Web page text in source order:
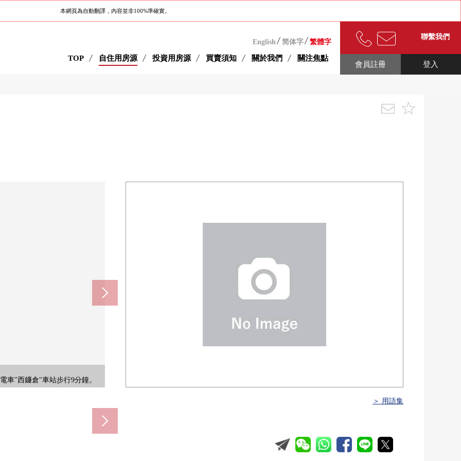
本網頁為自動翻譯，內容並非100%準確實。
English 简体字 繁體字
TOP 自住用房源 投資用房源 買賣須知 關於我們 關注焦點
聯繫我們
登入
會員註冊
車"西鐮倉"車站步行9分鐘。
(季節、依據天氣好壞)。
陽光從朝南西的窗灌的亮的空
。
簡單的裝修。可以享受喜歡的
用。互相見面的機會增加，是
於櫃台所以能順利進行用餐的
感覺清醒的收納能要烹調家電
。因為有窗可以勤快的換氣所
以使用。
盤子下邊有收納，對儲藏洗臉
。
因為窗被設立所以可以換氣。
滌劑能儲藏的存儲空間和獨立
獨立的高的房間。也慎重可以
節的花或者裝飾品，好像能給
房間。因為是朝南西所以光插
，充分收藏衣服、包。
面圍住的房間。能做自己喜好
包。有效地可以靈活使用住空
起居室，愛好的空間等的生活
間。
能讓空間全體有間接gario。
像洗的衣物好好乾。
風景所以被綠治療的生活實
富裕的綠是安慰的空間。
建築物難以將來建起來，居住
7.9m，東南一側約5.9m(一起，
生活實現。請隨便詢問。
把車順利拿進拿出。
行車以及嬰兒車好像能順利行
性的位置。同周邊環境相適
用卡以及電子貨幣支付。
的物品籌集支持每天的餐桌。
。
以便於大量購買以及雨的日的
藥品以外，有化妝品、冷凍食品
870m)
停車場，可以坐車的訪問。
突發身體不好了的時候，比較
礎增強體力連通，健壯，并且
課、儀式的樣子被有照片的介
＞ 用語集